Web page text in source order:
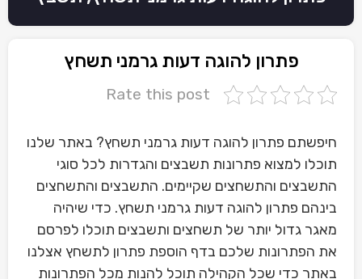
פתרון להוגה דעות גרמני תשחץ
Rate this post
חיפשתם פתרון להוגה דעות גרמני תשחץ? באתר שלנו
תוכלו למצוא פתרונות תשבצים והגדרות לכל סוגי
התשבצים והתשחצים שקיימים. התשבצים והתשחצים
בינהם פתרון להוגה דעות גרמני תשחץ. כדי שיהיה
מאגר גדול יותר של תשחצים ותשבצים תוכלו לפרסם
את הפתרונות שלכם בדף הוספת פתרון לתשחץ אצלנו
באתר כדי שכל הקהילה תוכל להנות מכל הפתרונות